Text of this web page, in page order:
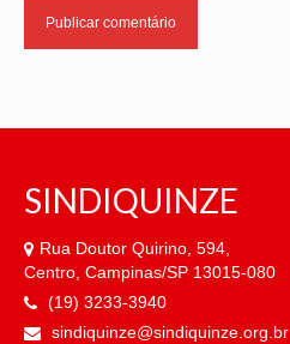
SINDIQUINZE
Rua Doutor Quirino, 594,
Centro, Campinas/SP 13015-080
(19) 3233-3940
sindiquinze@sindiquinze.org.br